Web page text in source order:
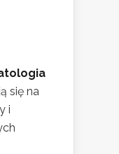
się na
i